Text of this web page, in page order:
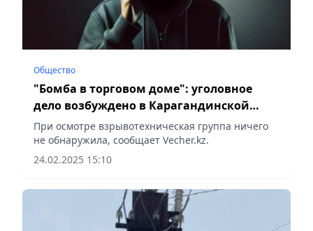
Общество
"Бомба в торговом доме": уголовное
дело возбуждено в Карагандинской
области
При осмотре взрывотехническая группа ничего
не обнаружила, сообщает Vecher.kz.
24.02.2025 15:10